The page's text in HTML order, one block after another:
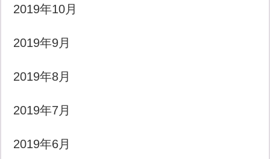
2019年10月
2019年9月
2019年8月
2019年7月
2019年6月